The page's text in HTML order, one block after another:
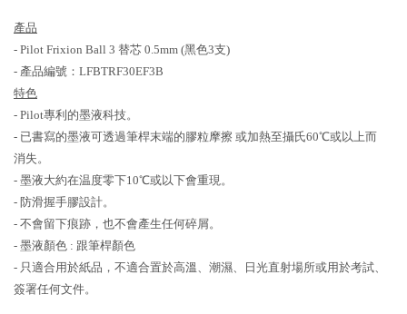
產品
- Pilot Frixion Ball 3 替芯 0.5mm (黑色3支)
- 產品編號：LFBTRF30EF3B
特色
- Pilot專利的墨液科技。
- 已書寫的墨液可透過筆桿末端的膠粒摩擦 或加熱至攝氏60℃或以上而
消失。
- 墨液大約在温度零下10℃或以下會重現。
- 防滑握手膠設計。
- 不會留下痕跡，也不會產生任何碎屑。
- 墨液顏色 : 跟筆桿顏色
- 只適合用於紙品，不適合置於高溫、潮濕、日光直射場所或用於考試、
簽署任何文件。